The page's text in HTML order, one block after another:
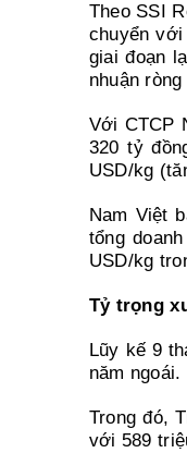
Theo SSI
chuyển với
giai đoạn
nhuận
Với CTCP
320 tỷ
USD/kg
Nam Việt
tổng
USD/kg
Tỷ trọng
Lũy kế 9
năm ngoái.
Trong đó,
với 589